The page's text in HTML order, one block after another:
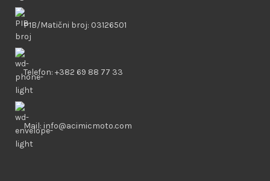
PIB/Matični broj: 03126501
Telefon: +382 69 88 77 33
Mail: info@acimicmoto.com